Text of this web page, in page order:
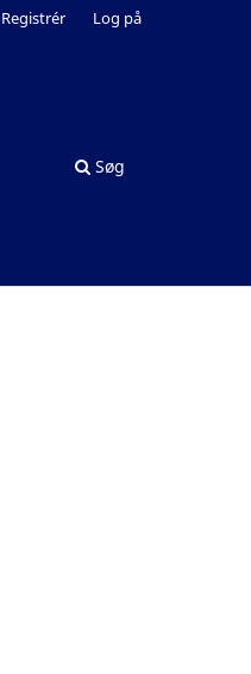
Søg
Registrér Log på